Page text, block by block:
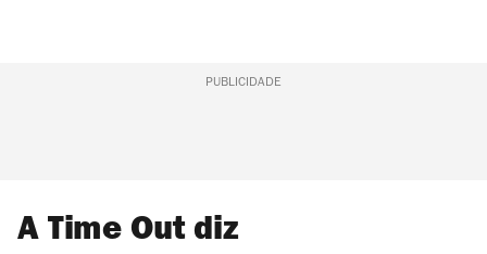
PUBLICIDADE
A Time Out diz